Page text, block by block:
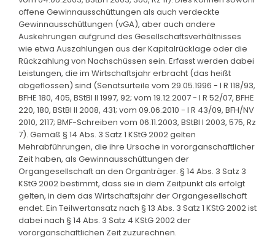
offene Gewinnausschüttungen als auch verdeckte
Gewinnausschüttungen (vGA), aber auch andere
Auskehrungen aufgrund des Gesellschaftsverhältnisses
wie etwa Auszahlungen aus der Kapitalrücklage oder die
Rückzahlung von Nachschüssen sein. Erfasst werden dabei
Leistungen, die im Wirtschaftsjahr erbracht (das heißt
abgeflossen) sind (Senatsurteile vom 29.05.1996 - I R 118/93,
BFHE 180, 405, BStBl II 1997, 92; vom 19.12.2007 - I R 52/07, BFHE
220, 180, BStBl II 2008, 431; vom 09.06.2010 - I R 43/09, BFH/NV
2010, 2117; BMF-Schreiben vom 06.11.2003, BStBl I 2003, 575, Rz
7). Gemäß § 14 Abs. 3 Satz 1 KStG 2002 gelten
Mehrabführungen, die ihre Ursache in vororganschaftlicher
Zeit haben, als Gewinnausschüttungen der
Organgesellschaft an den Organträger. § 14 Abs. 3 Satz 3
KStG 2002 bestimmt, dass sie in dem Zeitpunkt als erfolgt
gelten, in dem das Wirtschaftsjahr der Organgesellschaft
endet. Ein Teilwertansatz nach § 13 Abs. 3 Satz 1 KStG 2002 ist
dabei nach § 14 Abs. 3 Satz 4 KStG 2002 der
vororganschaftlichen Zeit zuzurechnen.